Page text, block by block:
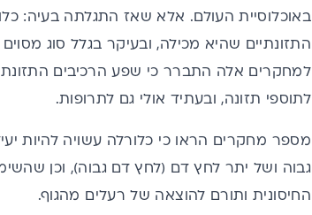
באוכלוסיית העולם. אלא שאז התגלתה בעיה:
התזונתיים שהיא מכילה, ובעיקר בגלל סוג
למחקרים אלה התברר כי שפע הרכיבים
לתוספי תזונה, ובעתיד אולי גם לתרופות.
מספר מחקרים הראו כי כלורלה עשויה להיות
גבוה ושל יתר לחץ דם (לחץ דם גבוה), וכן
החיסונית ותורם להוצאה של רעלים מהגוף.